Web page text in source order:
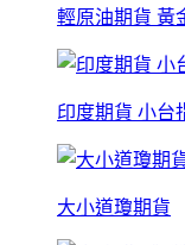
輕原油期貨 黃
印度期貨 小台
大小道瓊期貨